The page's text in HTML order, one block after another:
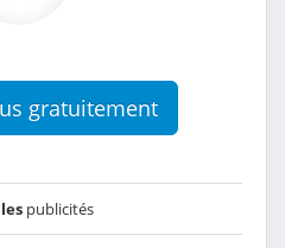
gratuitement
publicités